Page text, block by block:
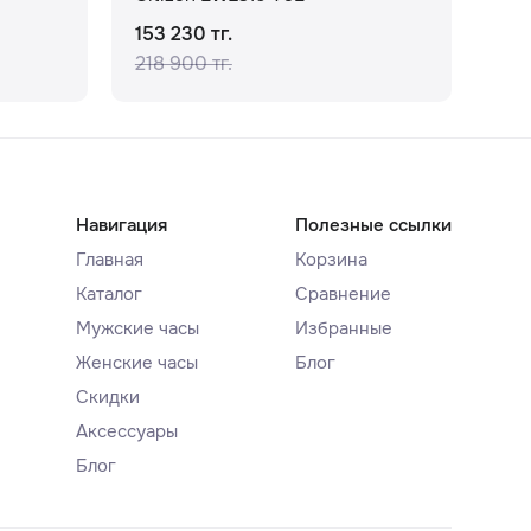
153 230 тг.
218 900 тг.
Навигация
Главная
Каталог
Мужские часы
Женские часы
Скидки
Аксессуары
Блог
Полезные ссылки
Корзина
Сравнение
Избранные
Блог